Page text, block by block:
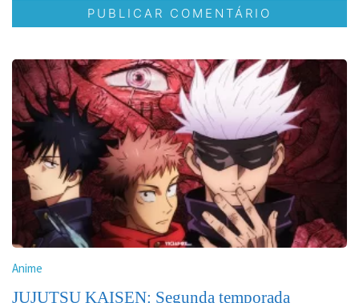
Anime
JUJUTSU KAISEN: Segunda temporada